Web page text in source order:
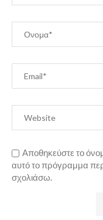
Αποθηκεύστε το
αυτό το πρόγραμμα
σχολιάσω.